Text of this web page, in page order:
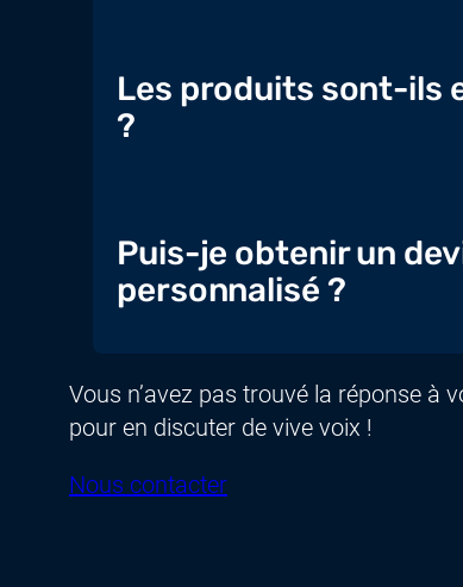
Les produits sont-ils
?
Puis-je obtenir un
personnalisé ?
Vous n’avez pas trouvé la réponse à
pour en discuter de vive voix !
Nous contacter